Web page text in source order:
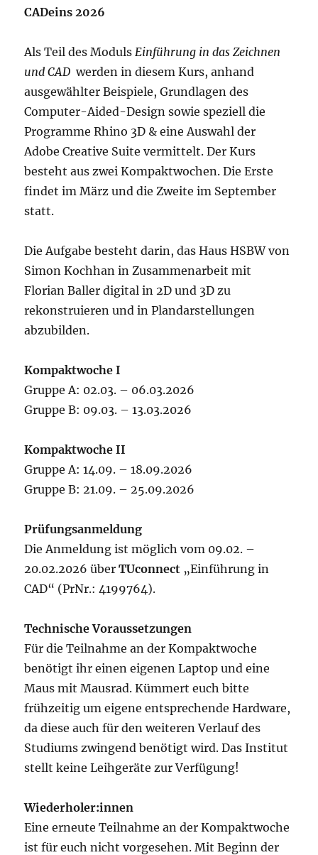
CADeins 2026
Als Teil des Moduls Einführung in das Zeichnen
und CADwerden in diesem Kurs, anhand
ausgewählter Beispiele, Grundlagen des
Computer-Aided-Design sowie speziell die
Programme Rhino 3D & eine Auswahl der
Adobe Creative Suite vermittelt. Der Kurs
besteht aus zwei Kompaktwochen. Die Erste
findet im März und die Zweite im September
statt.
Die Aufgabe besteht darin, das Haus HSBW von
Simon Kochhan in Zusammenarbeit mit
Florian Baller digital in 2D und 3D zu
rekonstruieren und in Plandarstellungen
abzubilden.
Kompaktwoche I
Gruppe A: 02.03. – 06.03.2026
Gruppe B: 09.03. – 13.03.2026
Kompaktwoche II
Gruppe A: 14.09. – 18.09.2026
Gruppe B: 21.09. – 25.09.2026
Prüfungsanmeldung
Die Anmeldung ist möglich vom 09.02. –
20.02.2026 überTUconnect „Einführung in
CAD“ (PrNr.: 4199764).
Technische Voraussetzungen
Für die Teilnahme an der Kompaktwoche
benötigt ihr einen eigenen Laptop und eine
Maus mit Mausrad. Kümmert euch bitte
frühzeitig um eigene entsprechende Hardware,
da diese auch für den weiteren Verlauf des
Studiums zwingend benötigt wird. Das Institut
stellt keine Leihgeräte zur Verfügung!
Wiederholer:innen
Eine erneute Teilnahme an der Kompaktwoche
ist für euch nicht vorgesehen. Mit Beginn der